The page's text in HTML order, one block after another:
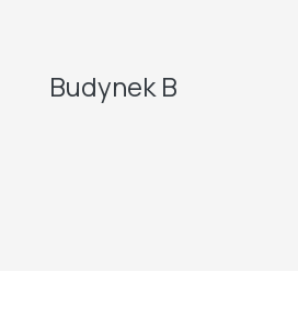
Budynek B